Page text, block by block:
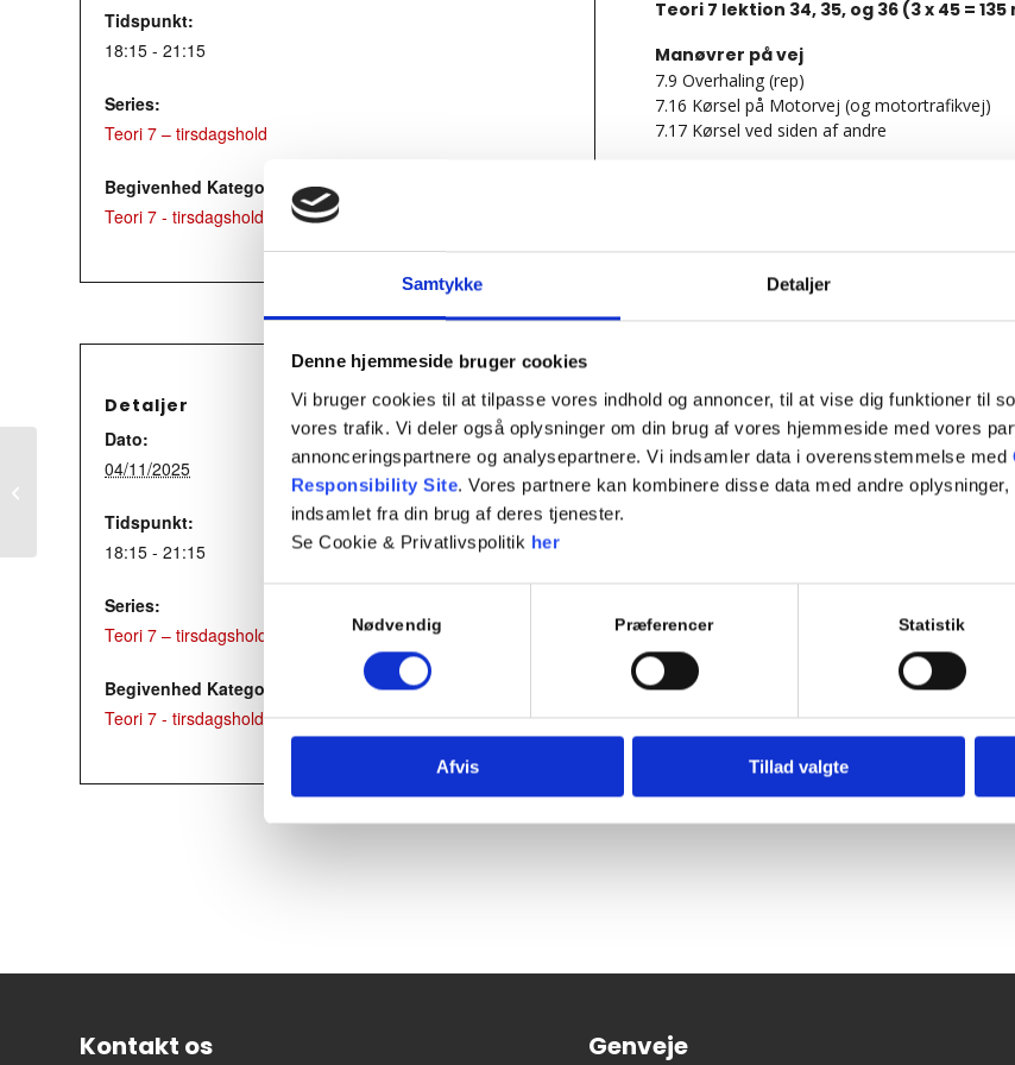
Samtykke Detaljer
Denne hjemmeside bruger cookies
Vi bruger cookies til at tilpasse vores indhold og annoncer, til at vise dig funktioner til
vores trafik. Vi deler også oplysninger om din brug af vores hjemmeside med vores
annonceringspartnere og analysepartnere. Vi indsamler data i overensstemmelse med
Responsibility Site. Vores partnere kan kombinere disse data med andre
indsamlet fra din brug af deres tjenester.
Se Cookie & Privatlivspolitik her
Nødvendig Præferencer Statistik
Afvis Tillad valgte
Teori 7 lektion 34, 35, og 36 (3 x 45 = 135
Manøvrer på vej
7.9 Overhaling (rep)
7.16 Kørsel på Motorvej (og motortrafikvej)
7.17 Kørsel ved siden af andre
Tilføj til kalender
Tidspunkt:
18:15 - 21:15
Series:
Teori 7 – tirsdagshold
Begivenhed Kategori:
Teori 7 - tirsdagshold
Teori 7 –
02/09/2025 : 18:15-21:15
7.9 Overhaling (rep)
7.17 Kørsel ved siden af andre
EVALUERENDE TEORIPRØVE
Detaljer
Dato:
04/11/2025
Tidspunkt:
18:15 - 21:15
Series:
Teori 7 – tirsdagshold
Begivenhed Kategori:
Teori 7 - tirsdagshold
Kontakt os Genveje